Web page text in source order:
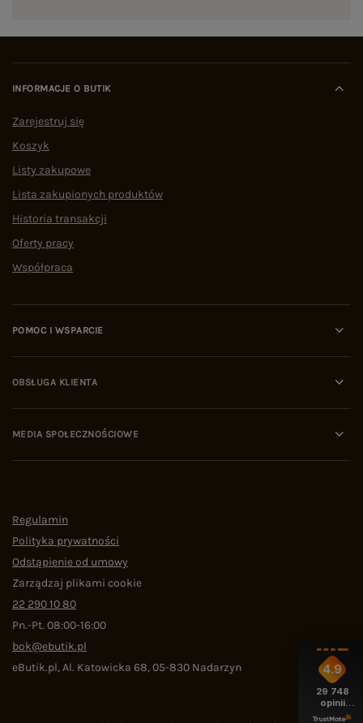
INFORMACJE O BUTIK
Zarejestruj się
Koszyk
Listy zakupowe
Lista zakupionych produktów
Historia transakcji
Oferty pracy
Współpraca
POMOC I WSPARCIE
OBSŁUGA KLIENTA
MEDIA SPOŁECZNOŚCIOWE
Regulamin
Polityka prywatności
Odstąpienie od umowy
Zarządzaj plikami cookie
22 290 10 80
Pn.-Pt. 08:00-16:00
bok@ebutik.pl
eButik.pl,Al. Katowicka 68,05-830 Nadarzyn 4.9
29 748
opinii
z całego